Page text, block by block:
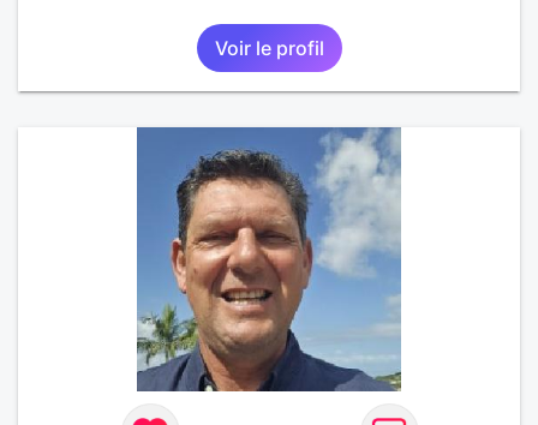
Voir le profil